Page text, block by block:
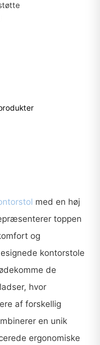
med en høj
toppen
og
kontorstole
de
hvor
af forskellig
en unik
ergonomiske